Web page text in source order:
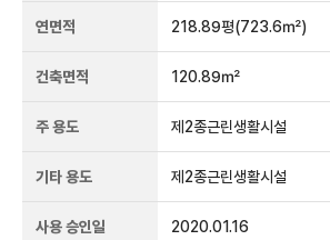
연면적 218.89평(723.6㎡)
건축면적 120.89㎡
주 용도 제2종근린생활시설
기타 용도 제2종근린생활시설
사용 승인일 2020.01.16